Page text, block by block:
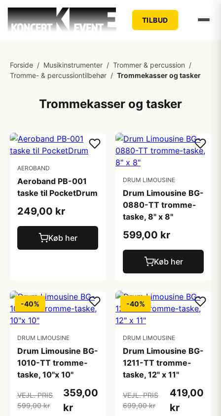
TILBUD
Forside / Musikinstrumenter / Trommer & percussion /
Tromme- & percussiontilbehør / Trommekasser og tasker
Trommekasser og tasker
AEROBAND
Aeroband PB-001
taske til PocketDrum
249,00 kr
Køb her
DRUM LIMOUSINE
Drum Limousine BG-
0880-TT tromme-
taske, 8" x 8"
599,00 kr
Køb her
-40%
DRUM LIMOUSINE
Drum Limousine BG-
1010-TT tromme-
taske, 10"x 10"
VEJL. PRIS
599,00 kr
359,00
kr
-40%
DRUM LIMOUSINE
Drum Limousine BG-
1211-TT tromme-
taske, 12" x 11"
VEJL. PRIS
699,00 kr
419,00
kr